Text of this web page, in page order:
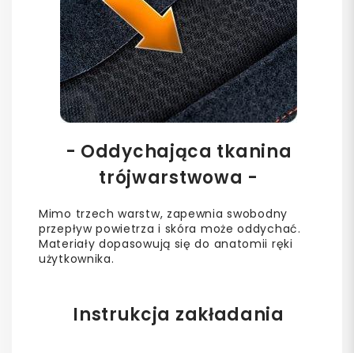
- Oddychająca tkanina
trójwarstwowa -
Mimo trzech warstw, zapewnia swobodny
przepływ powietrza i skóra może oddychać.
Materiały dopasowują się do anatomii ręki
użytkownika.
Instrukcja zakładania